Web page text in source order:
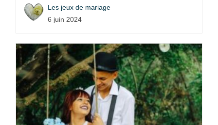
Les jeux de mariage
6 juin 2024